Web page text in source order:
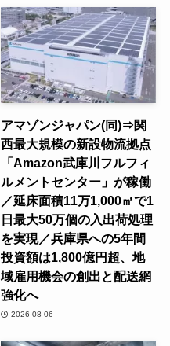
アマゾンジャパン(同)⇒関
西最大規模の新設物流拠点
「Amazon武庫川フルフィ
ルメントセンター」が稼働
／延床面積11万1,000㎡で1
日最大50万個の入出荷処理
を実現／兵庫県への5年間
投資額は1,800億円超、地
域雇用機会の創出と配送網
強化へ
2026-08-06